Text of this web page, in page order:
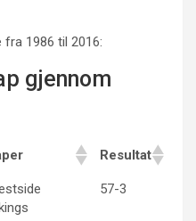
1986 til 2016:
gjennom
Resultat
57-3